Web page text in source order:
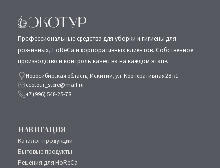
Профессиональные средства для уборки и гигиены для
розничных, HoReCa и корпоративных клиентов. Собственное
производство и контроль качества на каждом этапе.
Новосибирская область, Искитим, ул. Кооперативная 28 к1
ecotour_store@mail.ru
+7 (996) 548-25-78
НАВИГАЦИЯ
Каталог продукции
Бытовые продукты
Решения для HoReCa